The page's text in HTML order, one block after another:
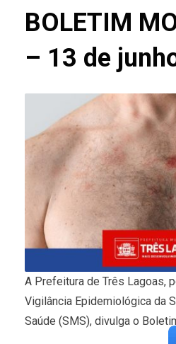
BOLETIM
– 13 de
A Prefeitura de Três Lagoas,
Vigilância Epidemiológica da
Saúde (SMS), divulga o